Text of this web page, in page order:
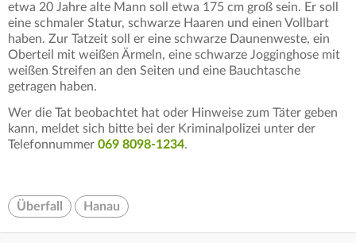
etwa 20 Jahre alte Mann soll etwa 175 cm groß sein. Er soll
eine schmaler Statur, schwarze Haaren und einen Vollbart
haben. Zur Tatzeit soll er eine schwarze Daunenweste, ein
Oberteil mit weißen Ärmeln, eine schwarze Jogginghose mit
weißen Streifen an den Seiten und eine Bauchtasche
getragen haben.
Wer die Tat beobachtet hat oder Hinweise zum Täter geben
kann, meldet sich bitte bei der Kriminalpolizei unter der
Telefonnummer 069 8098-1234.
Überfall Hanau